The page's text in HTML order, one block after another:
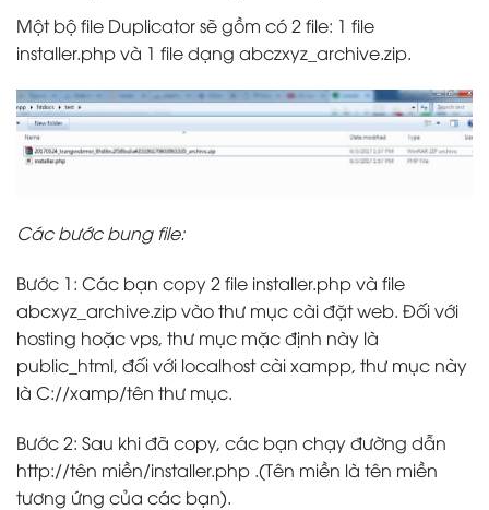
Một bộ file Duplicator sẽ gồm có 2 file: 1 file
installer.php và 1 file dạng abczxyz_archive.zip.
Các bước bung file:
Bước 1: Các bạn copy 2 file installer.php và file
abcxyz_archive.zip vào thư mục cài đặt web. Đối với
hosting hoặc vps, thư mục mặc định này là
public_html, đối với localhost cài xampp, thư mục này
là C://xamp/tên thư mục.
Bước 2: Sau khi đã copy, các bạn chạy đường dẫn
http://tên miền/installer.php .(Tên miền là tên miền
tương ứng của các bạn).